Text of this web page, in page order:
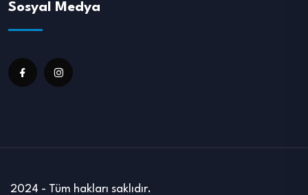
Sosyal Medya
2024 - Tüm hakları saklıdır.